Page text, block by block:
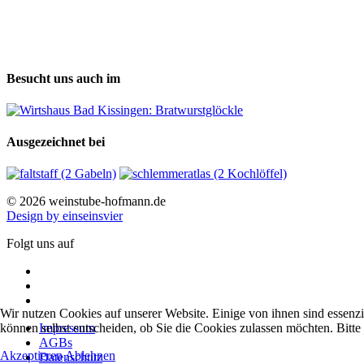
Besucht uns auch im
Ausgezeichnet bei
© 2026 weinstube-hofmann.de
Design by einseinsvier
Folgt uns auf
Impressum
AGBs
Datenschutz
Wir nutzen Cookies auf unserer Website. Einige von ihnen sind
können selbst entscheiden, ob Sie die Cookies zulassen möchten.
AkzeptierenAblehnen